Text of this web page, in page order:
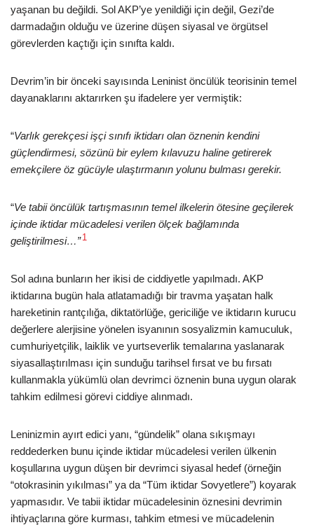
yaşanan bu değildi. Sol AKP’ye yenildiği için değil, Gezi’de
darmadağın olduğu ve üzerine düşen siyasal ve örgütsel
görevlerden kaçtığı için sınıfta kaldı.
Devrim’in bir önceki sayısında Leninist öncülük teorisinin temel
dayanaklarını aktarırken şu ifadelere yer vermiştik:
“Varlık gerekçesi işçi sınıfı iktidarı olan öznenin kendini
güçlendirmesi, sözünü bir eylem kılavuzu haline getirerek
emekçilere öz gücüyle ulaştırmanın yolunu bulması gerekir.
“Ve tabii öncülük tartışmasının temel ilkelerin ötesine geçilerek
içinde iktidar mücadelesi verilen ölçek bağlamında
geliştirilmesi…” 1
Sol adına bunların her ikisi de ciddiyetle yapılmadı. AKP
iktidarına bugün hala atlatamadığı bir travma yaşatan halk
hareketinin rantçılığa, diktatörlüğe, gericiliğe ve iktidarın kurucu
değerlere alerjisine yönelen isyanının sosyalizmin kamuculuk,
cumhuriyetçilik, laiklik ve yurtseverlik temalarına yaslanarak
siyasallaştırılması için sunduğu tarihsel fırsat ve bu fırsatı
kullanmakla yükümlü olan devrimci öznenin buna uygun olarak
tahkim edilmesi görevi ciddiye alınmadı.
Leninizmin ayırt edici yanı, “gündelik” olana sıkışmayı
reddederken bunu içinde iktidar mücadelesi verilen ülkenin
koşullarına uygun düşen bir devrimci siyasal hedef (örneğin
“otokrasinin yıkılması” ya da “Tüm iktidar Sovyetlere”) koyarak
yapmasıdır. Ve tabii iktidar mücadelesinin öznesini devrimin
ihtiyaçlarına göre kurması, tahkim etmesi ve mücadelenin